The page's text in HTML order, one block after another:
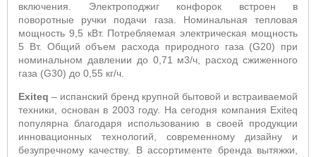
включения. Электроподжиг конфорок встроен в
поворотные ручки подачи газа. Номинальная тепловая
мощность 9,5 кВт. Потребляемая электрическая мощность
5 Вт. Общий объем расхода природного газа (G20) при
номинальном давлении до 0,71 м3/ч, расход сжиженного
газа (G30) до 0,55 кг/ч.
Exiteq – испанский бренд крупной бытовой и встраиваемой
техники, основан в 2003 году. На сегодня компания Exiteq
популярна благодаря использованию в своей продукции
инновационных технологий, современному дизайну и
безупречному качеству. В ассортименте бренда вытяжки,